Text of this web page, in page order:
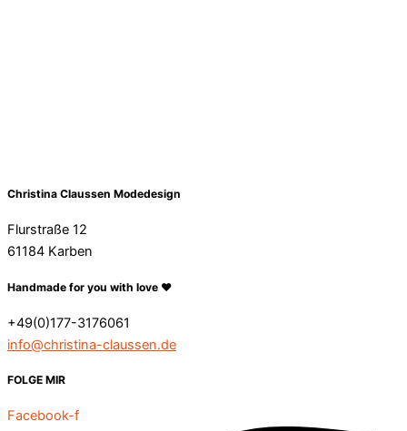
Christina Claussen Modedesign
Flurstraße 12
61184 Karben
Handmade for you with love ❤️
+49(0)177-3176061
info@christina-claussen.de
FOLGE MIR
Facebook-f